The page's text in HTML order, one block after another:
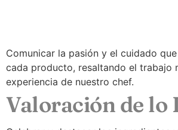
Comunicar la pasión y el cuidado
cada producto, resaltando el trabajo
experiencia de nuestro chef.
Valoración de lo